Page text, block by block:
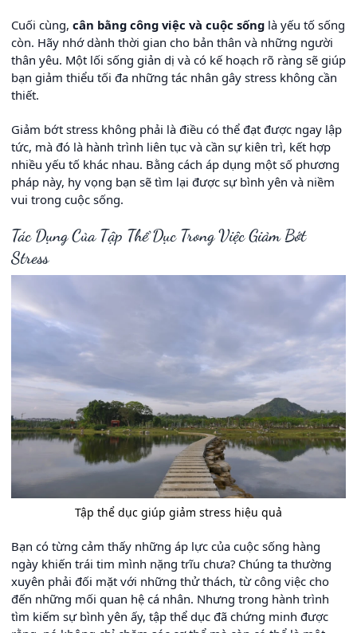
Cuối cùng, cân bằng công việc và cuộc sống là yếu tố sống
còn. Hãy nhớ dành thời gian cho bản thân và những người
thân yêu. Một lối sống giản dị và có kế hoạch rõ ràng sẽ giúp
bạn giảm thiểu tối đa những tác nhân gây stress không cần
thiết.
Giảm bớt stress không phải là điều có thể đạt được ngay lập
tức, mà đó là hành trình liên tục và cần sự kiên trì, kết hợp
nhiều yếu tố khác nhau. Bằng cách áp dụng một số phương
pháp này, hy vọng bạn sẽ tìm lại được sự bình yên và niềm
vui trong cuộc sống.
Tác Dụng Của Tập Thể Dục Trong Việc Giảm Bớt
Stress
Tập thể dục giúp giảm stress hiệu quả
Bạn có từng cảm thấy những áp lực của cuộc sống hàng
ngày khiến trái tim mình nặng trĩu chưa? Chúng ta thường
xuyên phải đối mặt với những thử thách, từ công việc cho
đến những mối quan hệ cá nhân. Nhưng trong hành trình
tìm kiếm sự bình yên ấy, tập thể dục đã chứng minh được